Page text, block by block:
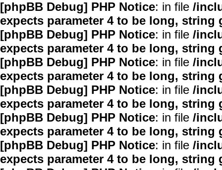
[phpBB Debug] PHP Notice: in file /
expects parameter 4 to be long, string
[phpBB Debug] PHP Notice: in file /
expects parameter 4 to be long, string
[phpBB Debug] PHP Notice: in file /
expects parameter 4 to be long, string
[phpBB Debug] PHP Notice: in file /
expects parameter 4 to be long, string
[phpBB Debug] PHP Notice: in file /
expects parameter 4 to be long, string
[phpBB Debug] PHP Notice: in file /
expects parameter 4 to be long, string